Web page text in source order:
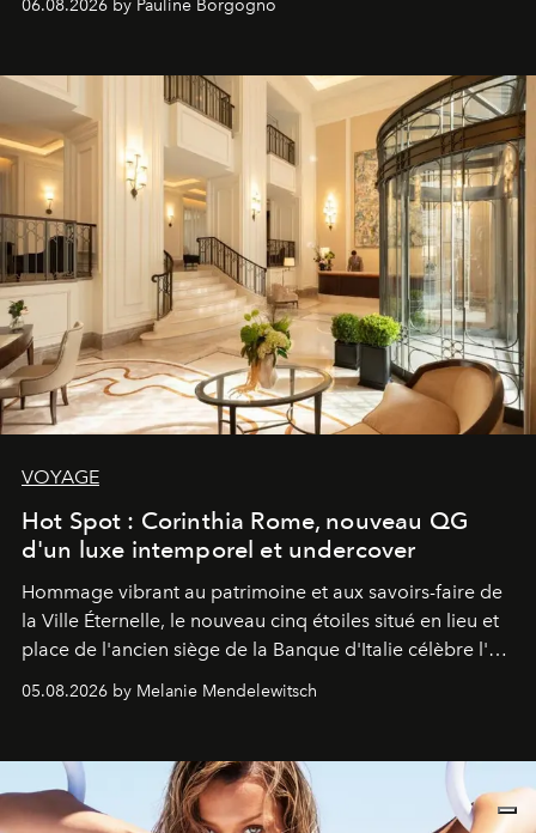
06.08.2026 by Pauline Borgogno
VOYAGE
Hot Spot : Corinthia Rome, nouveau QG
d'un luxe intemporel et undercover
Hommage vibrant au patrimoine et aux savoirs-faire de
la Ville Éternelle, le nouveau cinq étoiles situé en lieu et
place de l'ancien siège de la Banque d'Italie célèbre l'art
de vivre Romain dans toute son élégance intemporelle.
05.08.2026 by Melanie Mendelewitsch